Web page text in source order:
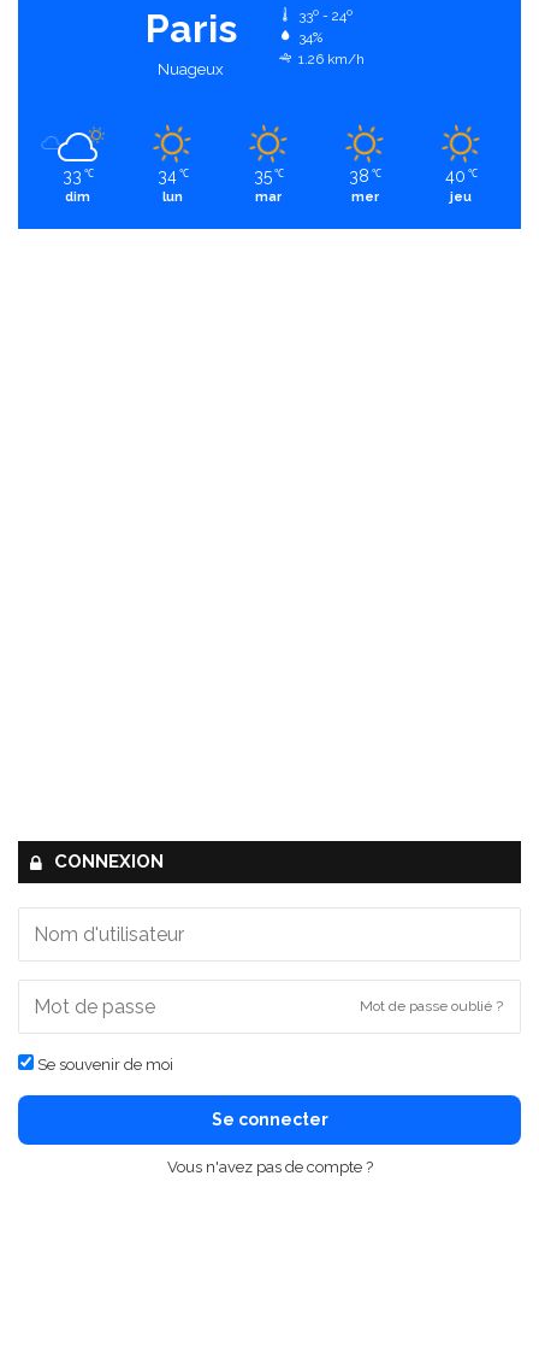
Paris
Nuageux
33º - 24º
34%
1.26 km/h
33 ℃
dim
34 ℃
lun
35 ℃
mar
38 ℃
mer
40 ℃
jeu
CONNEXION
Mot de passe oublié ?
Se souvenir de moi
Se connecter
Vous n'avez pas de compte ?